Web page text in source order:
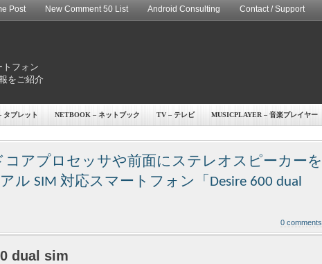
Post New Comment 50 List Android Consulting Contact / Support
フォン
をご紹介
タブレット NETBOOK – ネットブック TV – テレビ MUSICPLAYER – 音楽プレイヤー
コアプロセッサや前面にステレオスピーカーを
ル SIM 対応スマートフォン「Desire 600 dual
0 comments
dual sim